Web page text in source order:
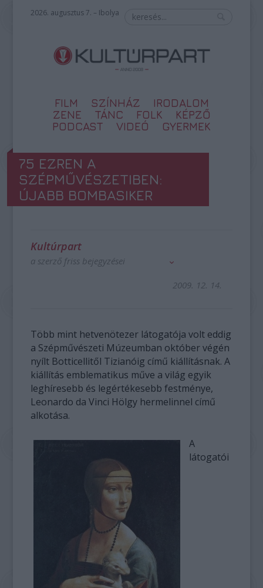
2026. augusztus 7. – Ibolya
FILM SZÍNHÁZ
IRODALOM
ZENE
TÁNC FOLK
KÉPZŐ
PODCAST
VIDEÓ GYERMEK
75 EZREN A
SZÉPMŰVÉSZETIBEN:
ÚJABB BOMBASIKER
Kultúrpart
a szerző friss bejegyzései
2009. 12. 14.
Több mint hetvenötezer látogatója volt eddig
a Szépművészeti Múzeumban október végén
nyílt Botticellitől Tizianóig című kiállításnak. A
kiállítás emblematikus műve a világ egyik
leghíresebb és legértékesebb festménye,
Leonardo da Vinci Hölgy hermelinnel című
alkotása.
A
látogatói